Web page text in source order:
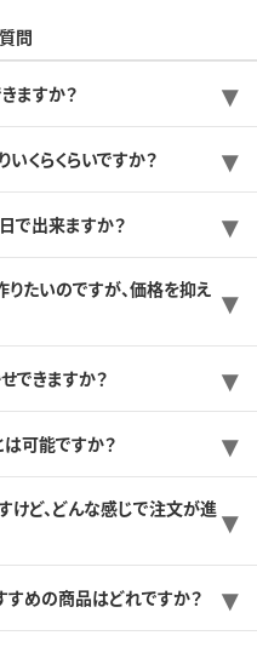
問
ますか？
くらくらいですか？
で出来ますか？
たいのですが、価格を抑え
できますか？
は可能ですか？
けど、どんな感じで注文が進
すめの商品はどれですか？